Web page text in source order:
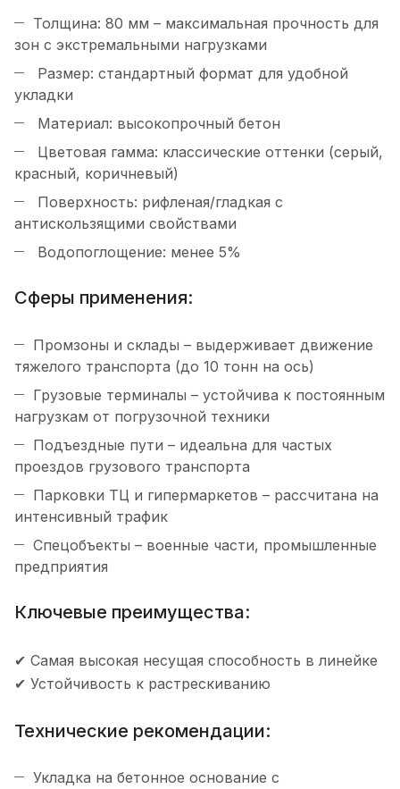
Толщина: 80 мм – максимальная прочность для
зон с экстремальными нагрузками
Размер: стандартный формат для удобной
укладки
Материал: высокопрочный бетон
Цветовая гамма: классические оттенки (серый,
красный, коричневый)
Поверхность: рифленая/гладкая с
антискользящими свойствами
Водопоглощение: менее 5%
Сферы применения:
Промзоны и склады – выдерживает движение
тяжелого транспорта (до 10 тонн на ось)
Грузовые терминалы – устойчива к постоянным
нагрузкам от погрузочной техники
Подъездные пути – идеальна для частых
проездов грузового транспорта
Парковки ТЦ и гипермаркетов – рассчитана на
интенсивный трафик
Спецобъекты – военные части, промышленные
предприятия
Ключевые преимущества:
✔ Самая высокая несущая способность в линейке
✔ Устойчивость к растрескиванию
Технические рекомендации:
Укладка на бетонное основание с